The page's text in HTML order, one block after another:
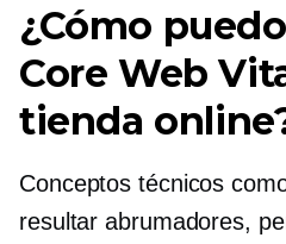
¿Cómo
Core Web
tienda
Conceptos técnicos
resultar abrumadores,